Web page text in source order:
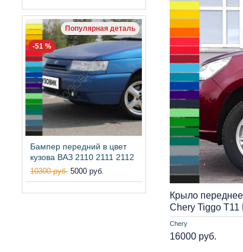
Популярная деталь
-51 %
Бампер передний в цвет
кузова ВАЗ 2110 2111 2112
10300 руб. 5000 руб.
Chery
Крыло
Chery Tiggo T11
16000 руб.